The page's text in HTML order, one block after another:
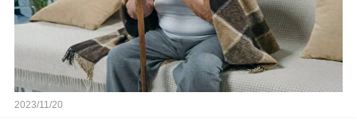
2023/11/20